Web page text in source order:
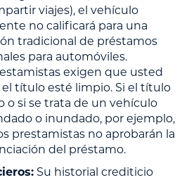
viajes), el vehículo
no calificará para una
tradicional de préstamos
para automóviles.
exigen que usted
título esté limpio. Si el título
o si se trata de un vehículo
o inundado, por ejemplo,
prestamistas no aprobarán la
del préstamo.
Su historial crediticio